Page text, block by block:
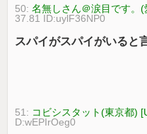
50:名無しさん＠涙目です。(
37.81 ID:uylF36NP0
スパイがスパイがいると
51: コビシスタット(東京都)
D:wEPIrOeg0